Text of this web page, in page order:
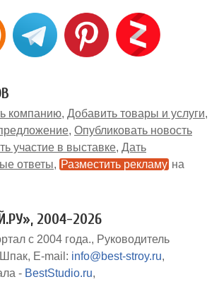
компанию Добавить товары и услуги
Опубликовать новость
участие в выставке Дать
ответы
Разместить рекламу на
2004-2026
с 2004 года.
Руководитель
E-mail: info@best-stroy.ru
- BestStudio.ru